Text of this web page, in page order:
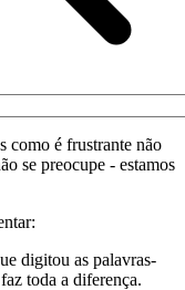
como é frustrante não
se preocupe - estamos
digitou as palavras-
toda a diferença.